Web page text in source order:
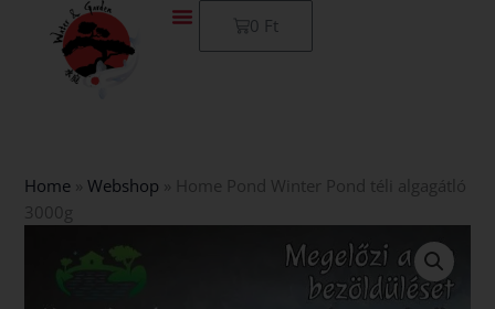
0 Ft
Kosár
Home »Webshop
Home Pond Winter Pond téli algagátló
3000g
Pond